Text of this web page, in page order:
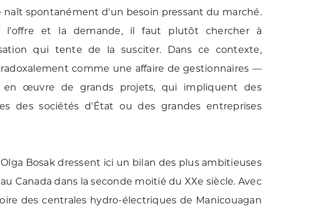
spontanément d'un besoin pressant du marché.
l'offre et la demande, il faut plutôt chercher à
qui tente de la susciter. Dans ce contexte,
comme une affaire de gestionnaires —
œuvre de grands projets, qui impliquent des
des sociétés d'État ou des grandes entreprises
Bosak dressent ici un bilan des plus ambitieuses
Canada dans la seconde moitié du XXe siècle. Avec
des centrales hydro-électriques de Manicouagan